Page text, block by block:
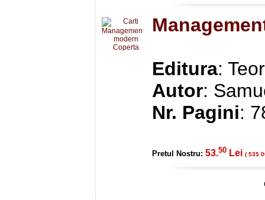
Editura:
Autor:
Nr. Pagini:
Pretul Nostru: 53.50 Lei ( 535